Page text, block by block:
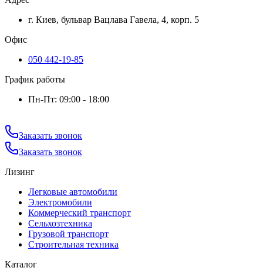
г. Киев, бульвар Вацлава Гавела, 4, корп. 5
Офис
050 442-19-85
График работы
Пн-Пт: 09:00 - 18:00
Заказать звонок
Заказать звонок
Лизинг
Легковые автомобили
Электромобили
Коммерческий транспорт
Сельхозтехника
Грузовой транспорт
Строительная техника
Каталог